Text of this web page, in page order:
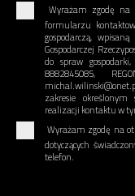
Wyrażam zgodę na
formularzu
gospodarczą,
Gospodarczej
do spraw
8882845085,
zakresie określonym
realizacji kontaktu w
Wyrażam zgodę na
dotyczących
telefon.